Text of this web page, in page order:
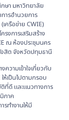
ษา มหาวิทยาลัย
ารอำนวยการ
ครือข่าย CWIE)
งการเสริมสร้าง
ณ ห้องประชุมนคร
งสิต จังหวัดปทุมธานี
ความเข้าใจเกี่ยวกับ
ห้เป็นไปตามกรอบ
ดี และแนวทางการ
ภาค
ทำงานให้มี